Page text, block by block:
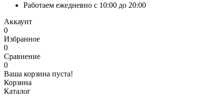
Работаем ежедневно с 10:00 до 20:00
Аккаунт
0
Избранное
0
Сравнение
0
Ваша корзина пуста!
Корзина
Каталог